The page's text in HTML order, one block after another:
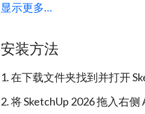
Google收购后，深度集成
成为建筑、影视（如漫威电影
SketchUp 2026 for Mac 新增
智能建模与渲染：引入AI驱
显示更多…
安装方法
1. 在下载文件夹找到并打开
2. 将 SketchUp 2026 拖入右